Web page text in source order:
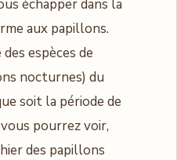
échapper dans la
aux papillons.
espèces de
nocturnes) du
soit la période de
pourrez voir,
des papillons